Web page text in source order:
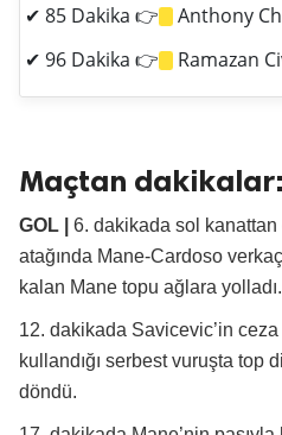
✔ 85 Dakika 👉
Anthony
✔ 96 Dakika 👉
Ramazan
Maçtan dakikalar:
GOL |
6. dakikada sol
atağında Mane-Cardoso
kalan Mane topu ağlara
12. dakikada Savicevic’in ceza
kullandığı serbest vuruşta top
döndü.